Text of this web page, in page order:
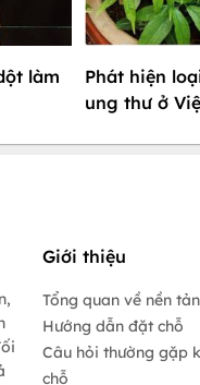
làm
Phát hiện
ung thư ở
Giới thiệu
Tổng quan về nền
Hướng dẫn đặt chỗ
Câu hỏi thường gặp
chỗ